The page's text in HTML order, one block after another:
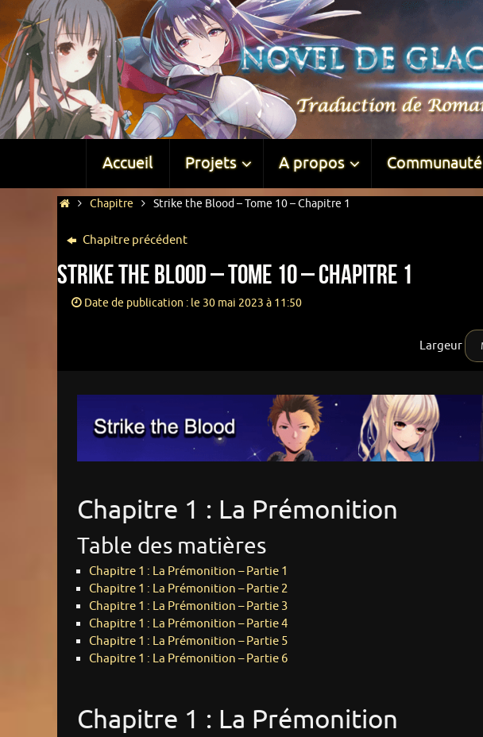
Accueil Projets A propos Communauté
Chapitre Strike the Blood – Tome 10 – Chapitre 1
Chapitre précédent
Strike the Blood – Tome 10 – Chapitre 1
Date de publication : le 30 mai 2023 à 11:50
Largeur
Chapitre 1 : La Prémonition
Table des matières
Chapitre 1 : La Prémonition – Partie 1
Chapitre 1 : La Prémonition – Partie 2
Chapitre 1 : La Prémonition – Partie 3
Chapitre 1 : La Prémonition – Partie 4
Chapitre 1 : La Prémonition – Partie 5
Chapitre 1 : La Prémonition – Partie 6
Chapitre 1 : La Prémonition